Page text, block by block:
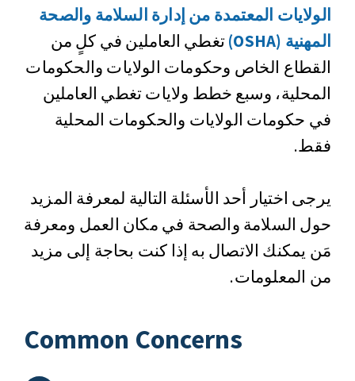
الولايات المعتمدة من إدارة السلامة والصحة
المهنية (OSHA)
تغطي العاملين في كلٍ من
القطاع الخاص وحكومات الولايات والحكومات
المحلية، وسبع خطط ولايات تغطي العاملين
في حكومات الولايات والحكومات المحلية
فقط.
يرجى اختيار أحد الأسئلة التالية لمعرفة المزيد
حول السلامة والصحة في مكان العمل ومعرفة
مَن يمكنك الاتصال به إذا كنت بحاجة إلى مزيد
من المعلومات.
Common Concerns